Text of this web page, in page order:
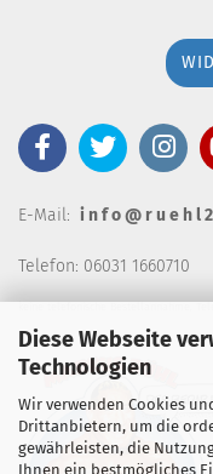
Diese Webseite
Technologien
Wir verwenden Cookies
Drittanbietern, um die
gewährleisten, die
Ihnen ein bestmögliches
E-Mail: i n f o @ r u e h l
Telefon: 06031 1660710